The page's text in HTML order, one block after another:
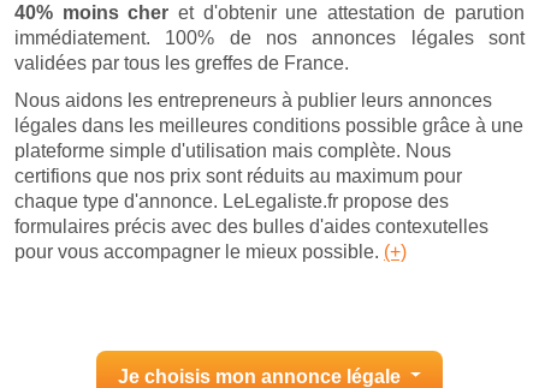
40% moins cher et d'obtenir une attestation de parution
immédiatement. 100% de nos annonces légales sont
validées par tous les greffes de France.
Nous aidons les entrepreneurs à publier leurs annonces
légales dans les meilleures conditions possible grâce à une
plateforme simple d'utilisation mais complète. Nous
certifions que nos prix sont réduits au maximum pour
chaque type d'annonce. LeLegaliste.fr propose des
formulaires précis avec des bulles d'aides contexutelles
pour vous accompagner le mieux possible. (+)
Je choisis mon annonce légale